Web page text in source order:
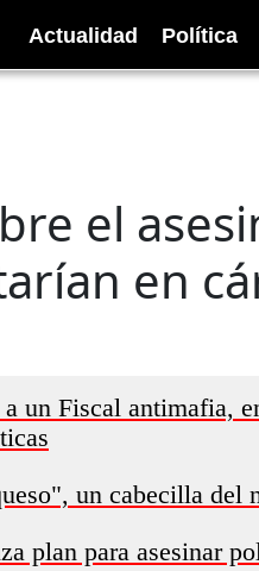
Actualidad Política
el
en
un Fiscal antimafia,
un cabecilla del
plan para asesinar